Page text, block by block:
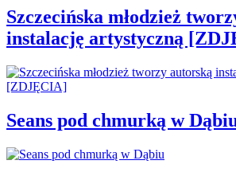
Szczecińska młodzież
instalację artystyczną
Seans pod chmurką w